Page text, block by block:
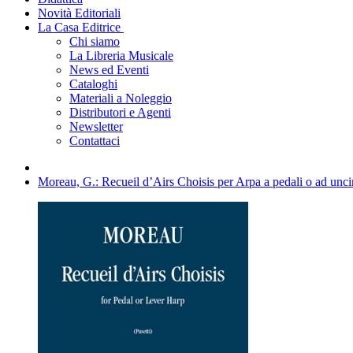
Novità Editoriali
La Casa Editrice
Chi siamo
La Libreria Musicale
News ed Eventi
Cataloghi
Materiali a Noleggio
Distributori e Agenti
Newsletter
Contattaci
Moreau, G.: Recueil d’Airs Choisis per Arpa a pedali o ad